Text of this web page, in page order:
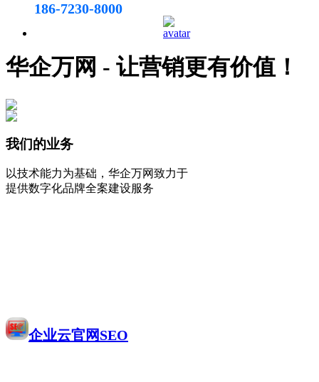
186-7230-8000
华企万网 - 让营销更有价值！
我们的业务
以技术能力为基础，华企万网致力于
提供数字化品牌全案建设服务
企业云官网SEO